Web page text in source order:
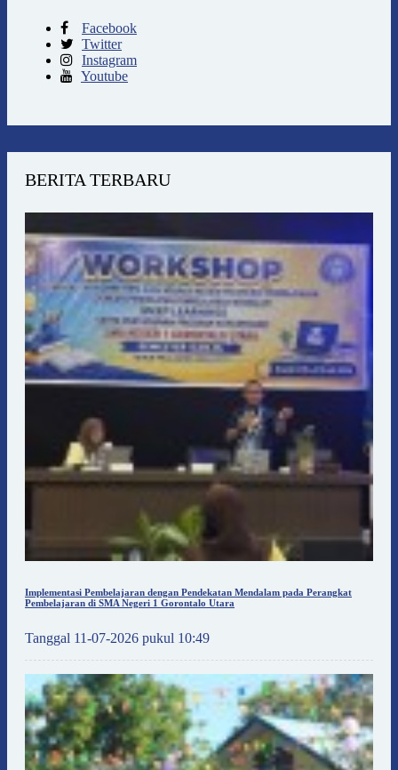
Facebook
Twitter
Instagram
Youtube
BERITA TERBARU
Implementasi Pembelajaran dengan Pendekatan Mendalam pada Perangkat
Pembelajaran di SMA Negeri 1 Gorontalo Utara
Tanggal 11-07-2026 pukul 10:49